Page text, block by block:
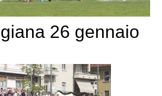
26 gennaio